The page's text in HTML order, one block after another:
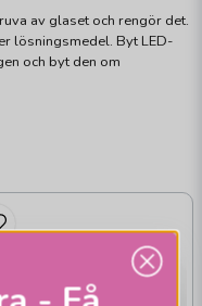
av glaset och rengör det.
lösningsmedel. Byt LED-
och byt den om